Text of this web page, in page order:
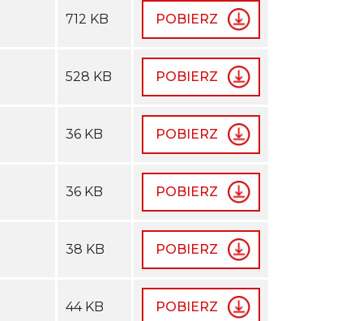
712 KB POBIERZ
528 KB POBIERZ
36 KB POBIERZ
36 KB POBIERZ
38 KB POBIERZ
44 KB POBIERZ